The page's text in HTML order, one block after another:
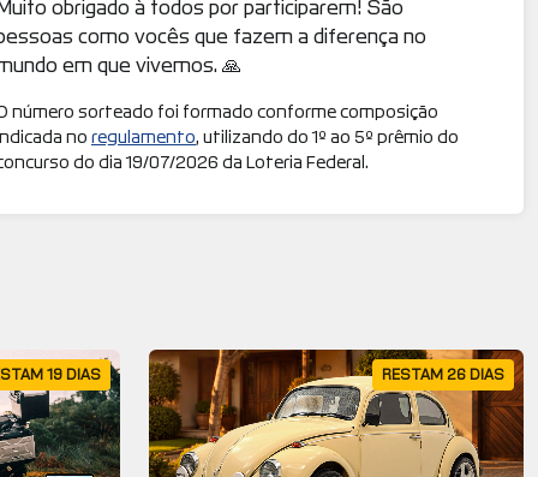
obrigado à todos por participarem! São
como vocês que fazem a diferença no
em que vivemos. 🙏
número sorteado foi formado conforme composição
no regulamento, utilizando do 1º ao 5º prêmio do
do dia 19/07/2026 da Loteria Federal.
19 DIAS RESTAM 26 DIAS